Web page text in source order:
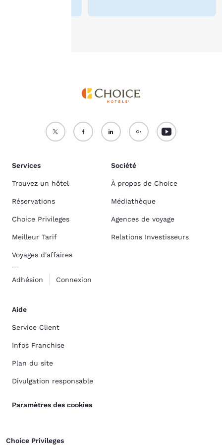
Accepter tous les cookies Refuser tous les cookies
Services
Trouvez un hôtel
Réservations
Choice Privileges
Meilleur Tarif
Voyages d'affaires
Adhésion Connexion
Société
À propos de Choice
Médiathèque
Agences de voyage
Relations Investisseurs
Aide
Service Client
Infos Franchise
Plan du site
Divulgation responsable
Paramètres des cookies
Choice Privileges